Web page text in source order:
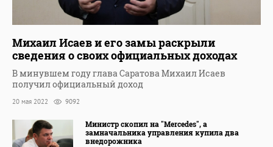
Михаил Исаев и его замы раскрыли
сведения о своих официальных доходах
В минувшем году глава Саратова Михаил Исаев
получил официальный доход
20 мая 2022 9092
Министр скопил на "Mercedes", а
замначальника управления купила два
внедорожника